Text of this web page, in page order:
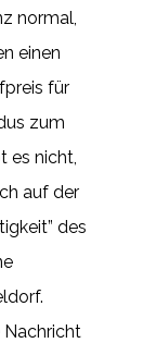
normal,
einen
für
zum
es nicht,
auf der
des
Nachricht